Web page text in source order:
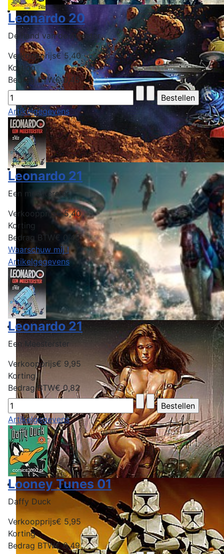
Leonardo 20
De hand van de meester
Verkoopprijs€ 5,40
Korting
Bedrag BTW€ 0,45
Artikelgegevens
Leonardo 21
Een meesterster
Verkoopprijs€ 5,40
Korting
Bedrag BTW€ 0,45
Waarschuw mij !
Artikelgegevens
Leonardo 21
Een Meesterster
Verkoopprijs€ 9,95
Korting
Bedrag BTW€ 0,82
Artikelgegevens
Looney Tunes 01
Daffy Duck
Verkoopprijs€ 5,95
Korting
Bedrag BTW€ 0,49